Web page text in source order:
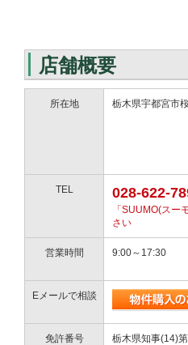
店舗概要
所在地 栃木県宇都宮市
TEL 028-622-
「SUUMO(スー
さい
営業時間 9:00～17:30
Eメールで相談
免許番号
栃木県知事(14)